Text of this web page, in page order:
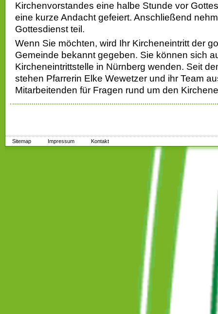
Kirchenvorstandes eine halbe Stunde vor
eine kurze Andacht gefeiert. Anschließend
Gottesdienst teil.
Wenn Sie möchten, wird Ihr Kircheneintritt der
Gemeinde bekannt gegeben. Sie können sich
Kircheneintrittstelle in Nürnberg wenden. Seit
stehen Pfarrerin Elke Wewetzer und ihr Team
Mitarbeitenden für Fragen rund um den
Sitemap Impressum Kontakt